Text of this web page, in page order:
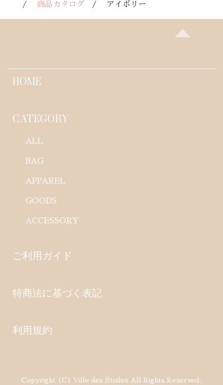
商品カタログ
アイボリー
HOME
CATEGORY
ALL
BAG
APPAREL
GOODS
ACCESSORY
ご利用ガイド
特商法に基づく表記
利用規約
Copyright (C) Ville des Étoiles All Rights Reserved.